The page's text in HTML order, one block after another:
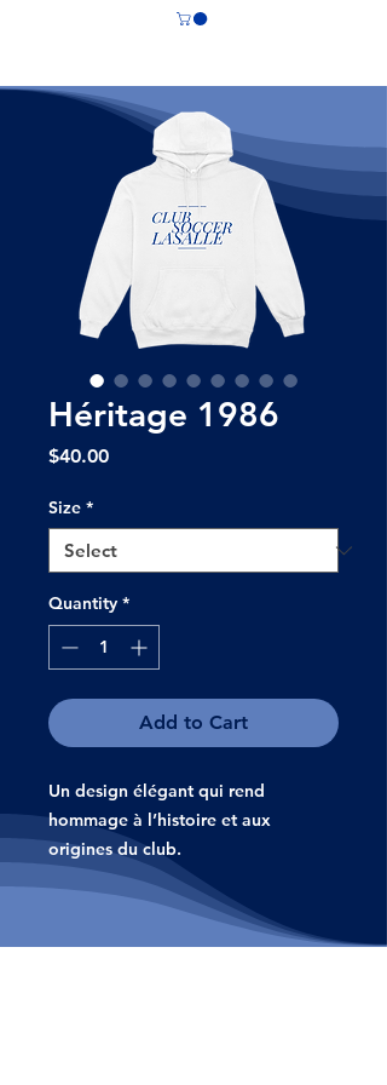
Héritage 1986
$40.00Price
Size *
Quantity *
Add to Cart
Un design élégant qui rend
hommage à l’histoire et aux
origines du club.